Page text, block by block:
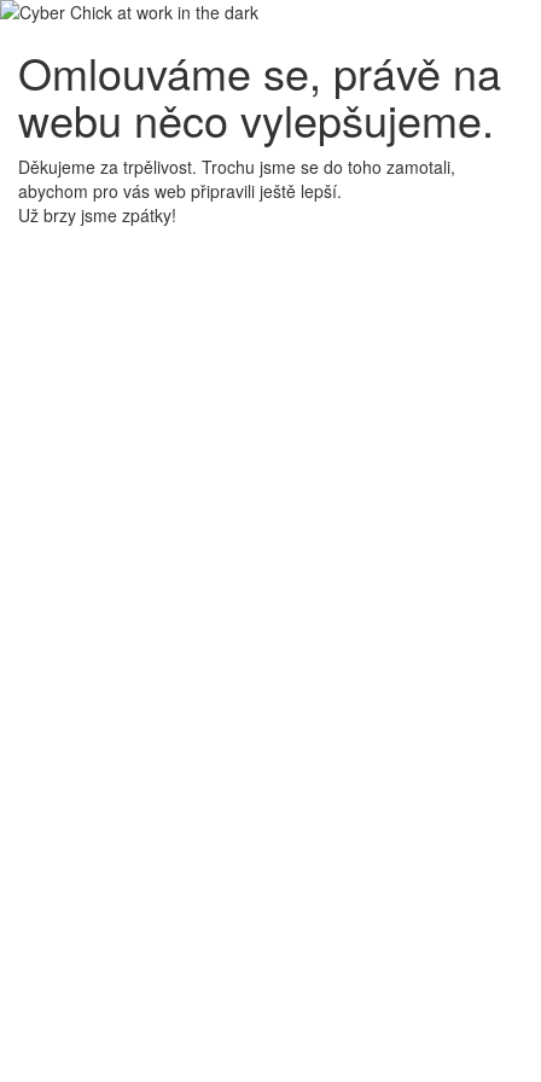
Omlouváme se, právě na
webu něco vylepšujeme.
Děkujeme za trpělivost. Trochu jsme se do toho zamotali,
abychom pro vás web připravili ještě lepší.
Už brzy jsme zpátky!